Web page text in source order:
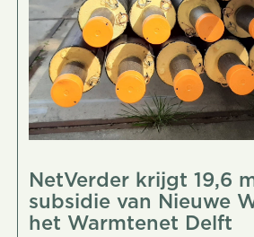
NetVerder krijgt 19,6
subsidie van Nieuwe
het Warmtenet Delft